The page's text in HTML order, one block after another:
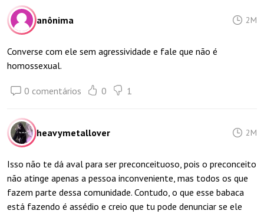
anônima 2M
Converse com ele sem agressividade e fale que não é
homossexual.
0 comentários 0 1
heavymetallover 2M
Isso não te dá aval para ser preconceituoso, pois o preconceito
não atinge apenas a pessoa inconveniente, mas todos os que
fazem parte dessa comunidade. Contudo, o que esse babaca
está fazendo é assédio e creio que tu pode denunciar se ele